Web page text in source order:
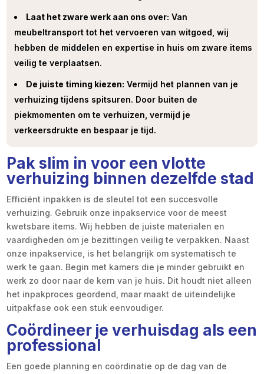
Laat het zware werk aan ons over: Van
meubeltransport tot het vervoeren van witgoed, wij
hebben de middelen en expertise in huis om zware items
veilig te verplaatsen.
De juiste timing kiezen: Vermijd het plannen van je
verhuizing tijdens spitsuren. Door buiten de
piekmomenten om te verhuizen, vermijd je
verkeersdrukte en bespaar je tijd.
Pak slim in voor een vlotte
verhuizing binnen dezelfde stad
Efficiënt inpakken is de sleutel tot een succesvolle
verhuizing. Gebruik onze inpakservice voor de meest
kwetsbare items. Wij hebben de juiste materialen en
vaardigheden om je bezittingen veilig te verpakken. Naast
onze inpakservice, is het belangrijk om systematisch te
werk te gaan. Begin met kamers die je minder gebruikt en
werk zo door naar de kern van je huis. Dit houdt niet alleen
het inpakproces geordend, maar maakt de uiteindelijke
uitpakfase ook een stuk eenvoudiger.
Coördineer je verhuisdag als een
professional
Een goede planning en coördinatie op de dag van de